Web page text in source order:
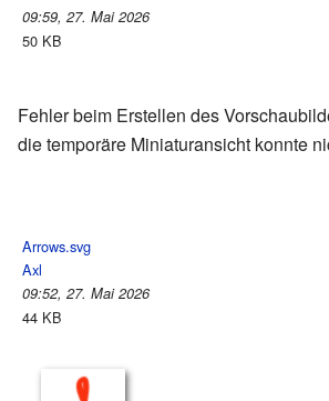
09:59, 27. Mai 2026
50 KB
Fehler beim Erstellen des
die temporäre Miniaturansicht konnte
Arrows.svg
Axl
09:52, 27. Mai 2026
44 KB